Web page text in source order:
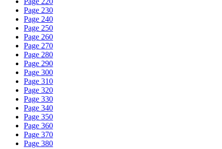
Page 230
Page 240
Page 250
Page 260
Page 270
Page 280
Page 290
Page 300
Page 310
Page 320
Page 330
Page 340
Page 350
Page 360
Page 370
Page 380